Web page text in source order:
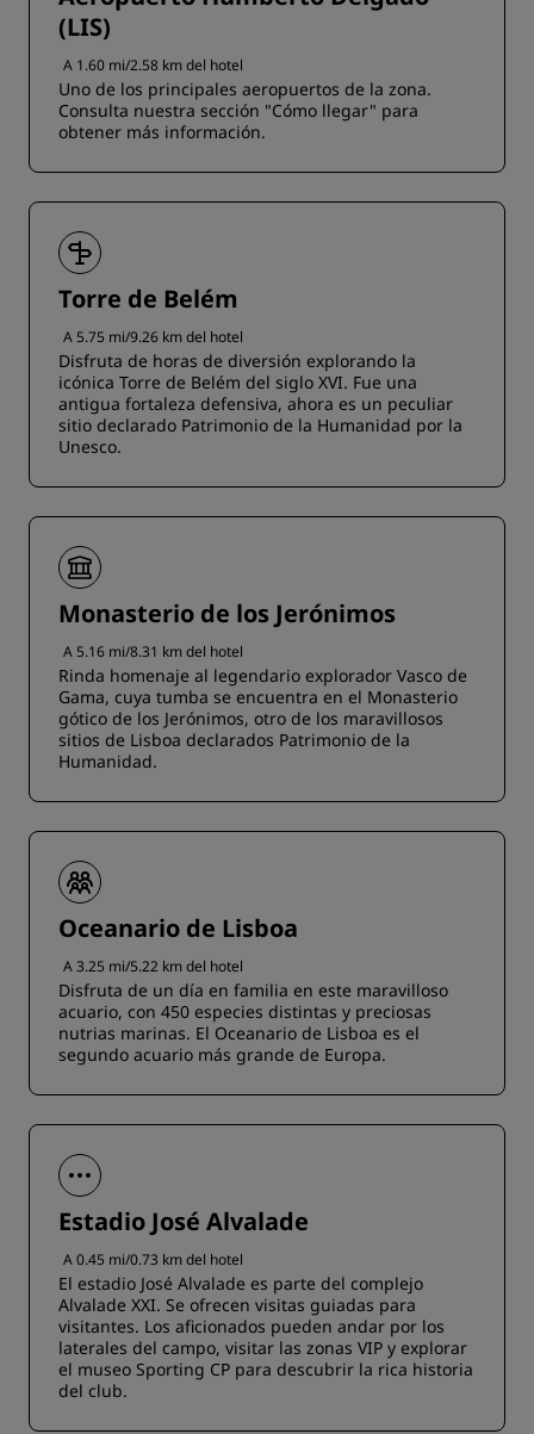
(LIS)
A 1.60 mi/2.58 km del hotel
Uno de los principales aeropuertos de la zona.
Consulta nuestra sección "Cómo llegar" para
obtener más información.
Torre de Belém
A 5.75 mi/9.26 km del hotel
Disfruta de horas de diversión explorando la
icónica Torre de Belém del siglo XVI. Fue una
antigua fortaleza defensiva, ahora es un peculiar
sitio declarado Patrimonio de la Humanidad por la
Unesco.
Monasterio de los Jerónimos
A 5.16 mi/8.31 km del hotel
Rinda homenaje al legendario explorador Vasco de
Gama, cuya tumba se encuentra en el Monasterio
gótico de los Jerónimos, otro de los maravillosos
sitios de Lisboa declarados Patrimonio de la
Humanidad.
Oceanario de Lisboa
A 3.25 mi/5.22 km del hotel
Disfruta de un día en familia en este maravilloso
acuario, con 450 especies distintas y preciosas
nutrias marinas. El Oceanario de Lisboa es el
segundo acuario más grande de Europa.
Estadio José Alvalade
A 0.45 mi/0.73 km del hotel
El estadio José Alvalade es parte del complejo
Alvalade XXI. Se ofrecen visitas guiadas para
visitantes. Los aficionados pueden andar por los
laterales del campo, visitar las zonas VIP y explorar
el museo Sporting CP para descubrir la rica historia
del club.